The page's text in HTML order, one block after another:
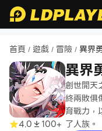
首頁 / 遊戲 / 冒險 / 異界
4.0 100+
異界
創世開天
終兩敗俱
育戰力，
了人族。